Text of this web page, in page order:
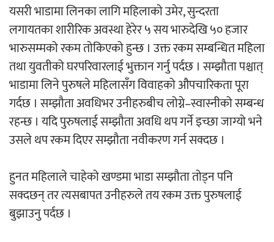
चलचित्र ‘माया भनेकै यस्तो होला’को शीर्ष गीत
सार्वजनिक
यसरी भाडामा लिनका लागि महिलाको उमेर, सुन्दरता
लगायतका शारीरिक अवस्था हेरेर ५ सय भारुदेखि ५० हजार
भारुसम्मको रकम तोकिएको हुन्छ । उक्त रकम सम्बन्धित महिला
तथा युवतीको घरपरिवारलाई भुक्तान गर्नु पर्दछ । सम्झौता पश्चात्
भाडामा लिने पुरुषले महिलासँग विवाहको औपचारिकता पूरा
गर्दछ । सम्झौता अवधिभर उनीहरुबीच लोग्ने–स्वास्नीको सम्बन्ध
रहन्छ । यदि पुरुषलाई सम्झौता अवधि थप गर्ने इच्छा जाग्यो भने
उसले थप रकम दिएर सम्झौता नवीकरण गर्न सक्दछ ।
हुनत महिलाले चाहेको खण्डमा भाडा सम्झौता तोड्न पनि
सक्दछन् तर त्यसबापत उनीहरुले तय रकम उक्त पुरुषलाई
बुझाउनु पर्दछ ।